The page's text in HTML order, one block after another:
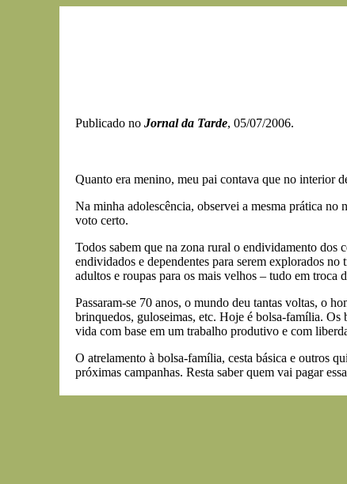
Publicado no Jornal da Tarde, 05/07/2006.
Quanto era menino, meu pai contava que no interior
Na minha adolescência, observei a mesma prática no
voto certo.
Todos sabem que na zona rural o endividamento dos
endividados e dependentes para serem explorados
adultos e roupas para os mais velhos – tudo em troca
Passaram-se 70 anos, o mundo deu tantas voltas, o
brinquedos, guloseimas, etc. Hoje é bolsa-família. Os
vida com base em um trabalho produtivo e com
O atrelamento à bolsa-família, cesta básica e outros
próximas campanhas. Resta saber quem vai pagar